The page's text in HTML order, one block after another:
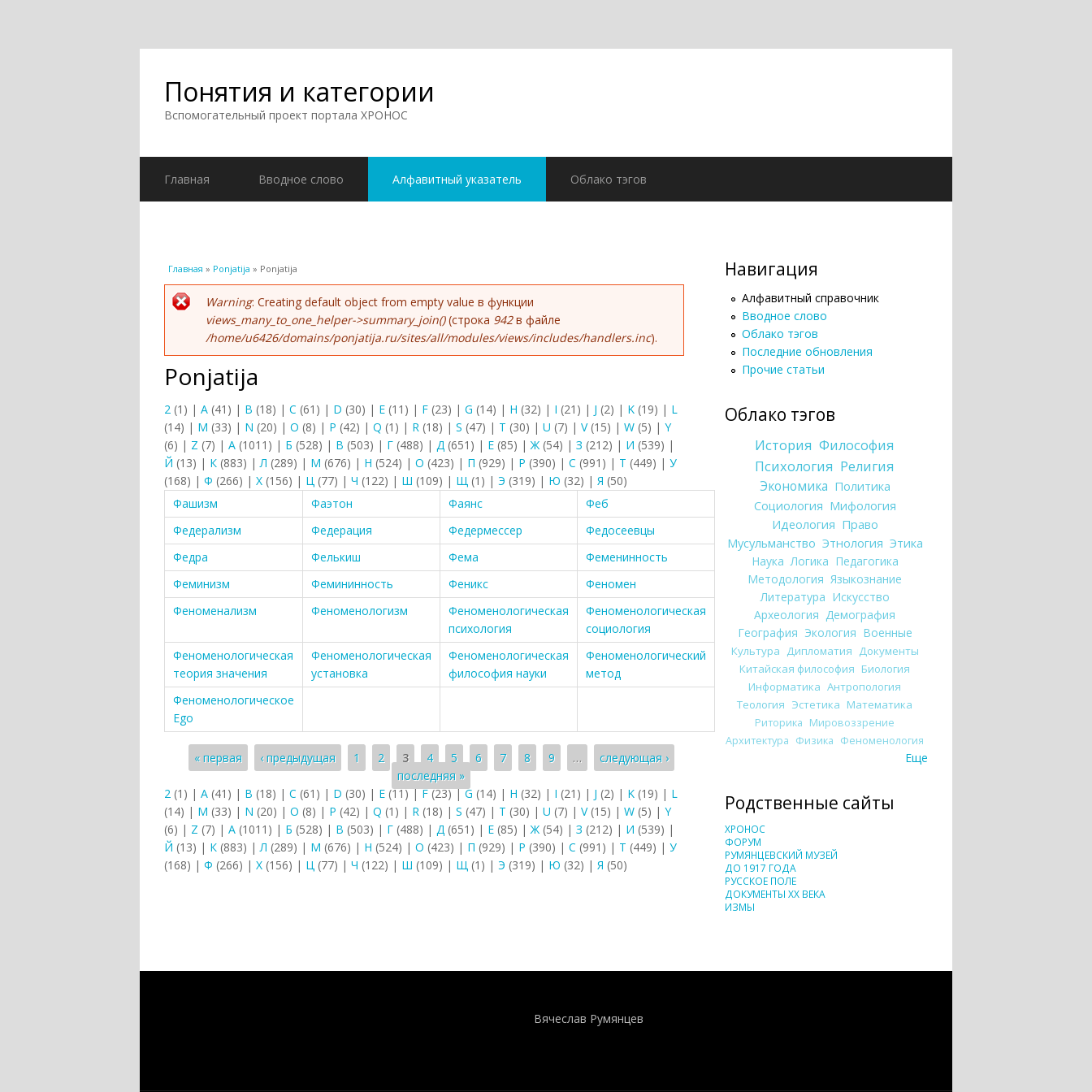
Понятия и категории
Вспомогательный проект портала ХРОНОС
Главная Вводное слово Алфавитный указатель Облако тэгов
Вы здесь
Главная » Ponjatija » Ponjatija
Сообщение об ошибке
Warning: Creating default object from empty value в функции
views_many_to_one_helper->summary_join()(строка 942в файле
/home/u6426/domains/ponjatija.ru/sites/all/modules/views/includes/handlers.inc).
Ponjatija
2 (1) | A (41) | B (18) | C (61) | D (30) | E (11) | F (23) | G (14) | H (32) | I (21) | J (2) | K (19) | L
(14) | M (33) | N (20) | O (8) | P (42) | Q (1) | R (18) | S (47) | T (30) | U (7) | V(15) | W (5) | Y
(6) | Z (7) | А (1011) | Б (528) | В (503) | Г (488) | Д (651) | Е (85) |Ж (54) | З (212) | И (539) |
Й (13) | К (883) |Л (289) | М (676) | Н (524) | О (423) | П (929) | Р (390) | С (991) | Т (449) | У
(168) | Ф (266) | Х (156) | Ц (77) | Ч (122) | Ш (109) | Щ (1) | Э (319) | Ю (32) | Я (50)
Фашизм
Фаэтон Фаянс
Феб
Федерализм
Федерация Федермессер
Федосеевцы
Федра
Фелькиш Фема
Феменинность
Феминизм
Фемининность Феникс
Феномен
Феноменализм
Феноменологизм
Феноменологическая
психология
Феноменологическая
социология
Феноменологическая
теория значения
Феноменологическая
установка
Феноменологическая
философия науки
Феноменологический
метод
Феноменологическое
Ego
Страницы
« первая ‹ предыдущая 1 2 3 4 5 6 7 8 9 …
следующая ›
последняя »
2 (1) | A (41) | B (18) | C (61) | D (30) | E (11)|F(23)|G (14) | H (32) | I (21) | J (2) | K (19) | L
(14) | M (33) | N (20) | O (8) | P (42) | Q (1) | R (18) | S (47) | T (30) | U (7) | V(15) | W (5) | Y
(6) | Z (7) | А (1011) | Б (528) | В (503) | Г (488) | Д (651) | Е (85) |Ж (54) | З (212) | И (539) |
Й (13) | К (883) |Л (289) | М (676) | Н (524) | О (423) | П (929) | Р (390) | С (991) | Т (449) | У
(168) | Ф (266) | Х (156) | Ц (77) | Ч (122) | Ш (109) | Щ (1) | Э (319) | Ю (32) | Я (50)
Навигация
Алфавитный справочник
Вводное слово
Облако тэгов
Последние обновления
Прочие статьи
Облако тэгов
История Философия
Психология Религия
Экономика Политика
Социология Мифология
Идеология Право
Мусульманство Этнология Этика
Наука Логика Педагогика
Методология Языкознание
Литература Искусство
Археология Демография
География Экология Военные
Культура Дипломатия Документы
Китайская философия Биология
Информатика Антропология
Теология Эстетика Математика
Риторика Мировоззрение
Архитектура Физика Феноменология
Еще
Родственные сайты
ХРОНОС
ФОРУМ
РУМЯНЦЕВСКИЙ МУЗЕЙ
ДО 1917 ГОДА
РУССКОЕ ПОЛЕ
ДОКУМЕНТЫ XX ВЕКА
ИЗМЫ
Вячеслав Румянцев